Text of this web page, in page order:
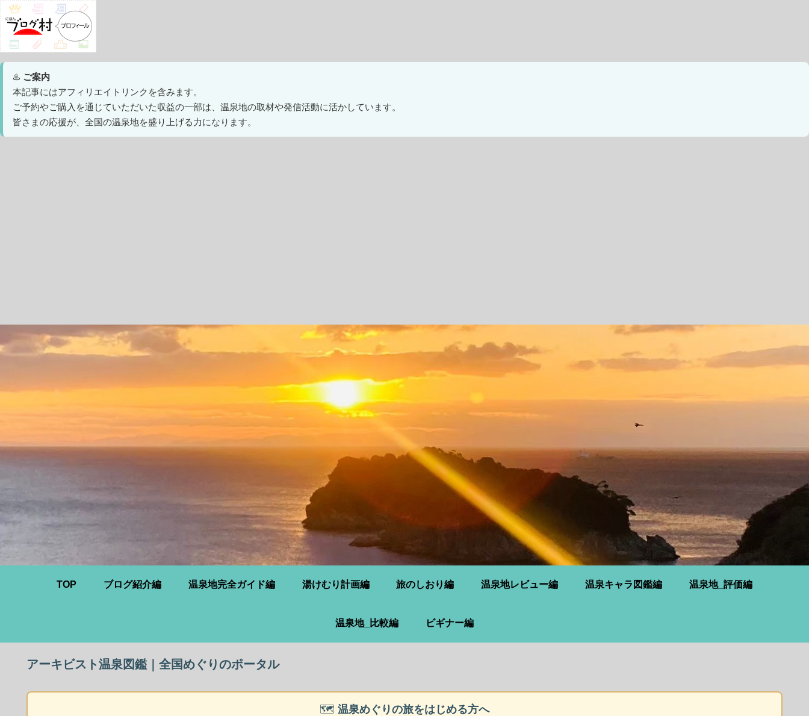
♨️ ご案内
本記事にはアフィリエイトリンクを含みます。
ご予約やご購入を通じていただいた収益の一部は、温泉地の取材や発信活動に活かしています。
皆さまの応援が、全国の温泉地を盛り上げる力になります。
TOP ブログ紹介編 温泉地完全ガイド編 湯けむり計画編 旅のしおり編 温泉地レビュー編 温泉キャラ図鑑編 温泉地_評価編
温泉地_比較編 ビギナー編
アーキビスト温泉図鑑｜全国めぐりのポータル
🗺️ 温泉めぐりの旅をはじめる方へ